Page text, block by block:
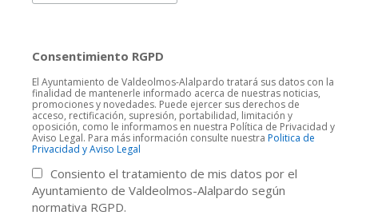
Consentimiento RGPD
El Ayuntamiento de Valdeolmos-Alalpardo tratará sus datos con la
finalidad de mantenerle informado acerca de nuestras noticias,
promociones y novedades. Puede ejercer sus derechos de
acceso, rectificación, supresión, portabilidad, limitación y
oposición, como le informamos en nuestra Política de Privacidad y
Aviso Legal. Para más información consulte nuestraPolitica de
Privacidad y Aviso Legal
Consiento el tratamiento de mis datos por el
Ayuntamiento de Valdeolmos-Alalpardo según
normativa RGPD.